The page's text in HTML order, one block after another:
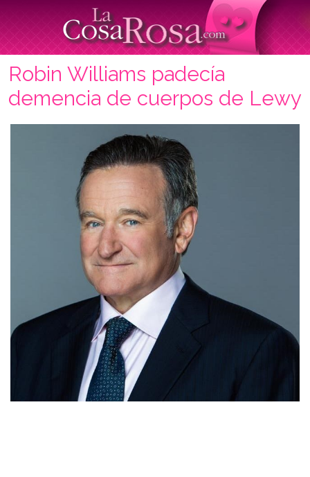
Robin Williams padecía
demencia de cuerpos de Lewy